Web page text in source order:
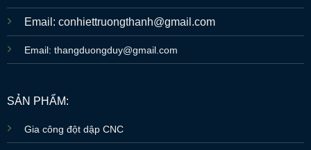
Email: conhiettruongthanh@gmail.com
Email: thangduongduy@gmail.com
SẢN PHẨM:
Gia công đột dập CNC